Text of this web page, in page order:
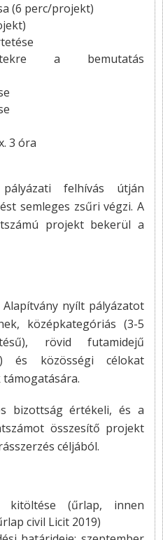
(6 perc/projekt)
a bemutatás
3 óra
felhívás útján
semleges zsűri végzi. A
projekt bekerül a
nyílt pályázatot
középkategóriás (3-5
rövid futamidejű
és közösségi célokat
bizottság értékeli, és a
összesítő projekt
céljából.
(űrlap, innen
civil Licit 2019)